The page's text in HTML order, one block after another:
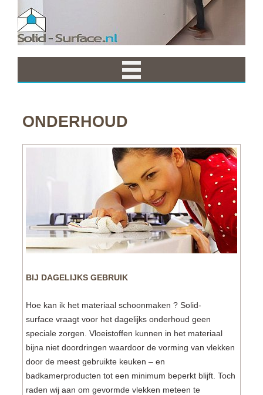
ONDERHOUD
BIJ DAGELIJKS GEBRUIK
Hoe kan ik het materiaal schoonmaken ? Solid-
surface vraagt voor het dagelijks onderhoud geen
speciale zorgen. Vloeistoffen kunnen in het materiaal
bijna niet doordringen waardoor de vorming van vlekken
door de meest gebruikte keuken – en
badkamerproducten tot een minimum beperkt blijft. Toch
raden wij aan om gevormde vlekken meteen te